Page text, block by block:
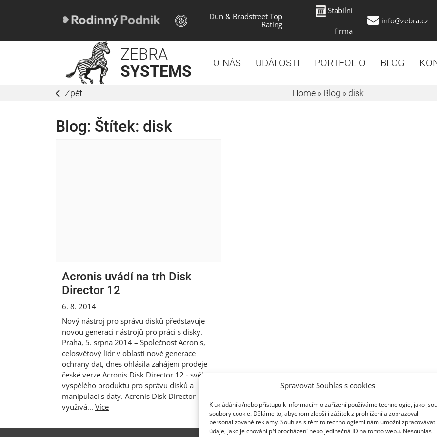
Spravovat Souhlas s cookies
K ukládání a/nebo přístupu k informacím o zařízení používáme technologie, jako jsou
soubory cookie. Děláme to, abychom zlepšili zážitek z prohlížení a zobrazovali
personalizované reklamy. Souhlas s těmito technologiemi nám umožní zpracovávat
údaje, jako je chování při procházení nebo jedinečná ID na tomto webu. Nesouhlas
Dun & Bradstreet Top
Rating
Stabilní
firma
info@zebra.cz
ZEBRA
SYSTEMS
O NÁS UDÁLOSTI PORTFOLIO BLOG
Zpět Home» Blog » disk
Blog: Štítek: disk
Acronis uvádí na trh Disk
Director 12
6. 8. 2014
Nový nástroj pro správu disků představuje
novou generaci nástrojů pro práci s disky.
Praha, 5. srpna 2014 – Společnost Acronis,
celosvětový lídr v oblasti nové generace
ochrany dat, dnes ohlásila zahájení prodeje
české verze Acronis Disk Director 12 - svého
vyspělého produktu pro správu disků a
manipulaci s daty. Acronis Disk Director
využívá... Více